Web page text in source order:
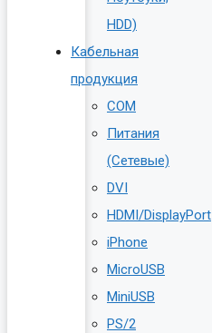
HDD)
Кабельная
продукция
COM
Питания
(Сетевые)
DVI
HDMI/DisplayPort
iPhone
MicroUSB
MiniUSB
PS/2